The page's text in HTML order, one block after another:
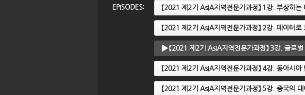
【2021 제2기 AsIA지역전문가
과정】 1강. 부상하는 메가아시아
【2021 제2기 AsIA지역전문
과정】 2강. 데이터로 보는 아
아
EPISODES: 【2021 제2기 AsIA지역전문가과정】 1강. 부상하
【2021 제2기 AsIA지역전문가과정】 2강. 데이터로
【2021 제2기 AsIA지역전문가과정】 3강. 글로
【2021 제2기 AsIA지역전문가과정】 4강. 동아시
【2021 제2기 AsIA지역전문가과정】 5강. 중국의